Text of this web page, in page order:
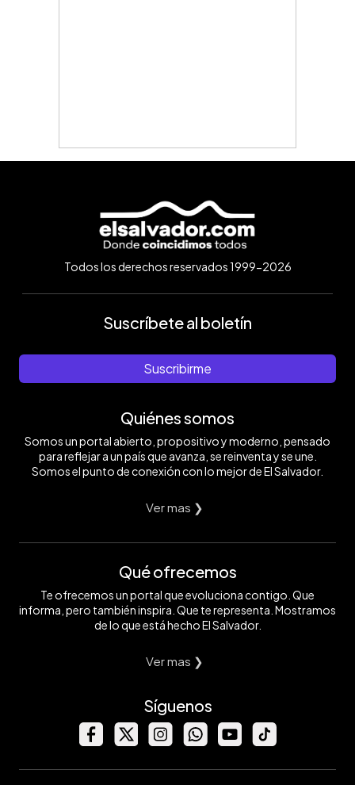
Todos los derechos reservados 1999-2026
Suscríbete al boletín
Suscribirme
Quiénes somos
Somos un portal abierto, propositivo y moderno, pensado
para reflejar a un país que avanza, se reinventa y se une.
Somos el punto de conexión con lo mejor de El Salvador.
Ver mas ❯
Qué ofrecemos
Te ofrecemos un portal que evoluciona contigo. Que
informa, pero también inspira. Que te representa. Mostramos
de lo que está hecho El Salvador.
Ver mas ❯
Síguenos